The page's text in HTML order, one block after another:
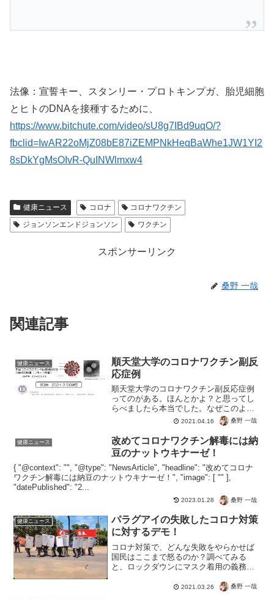
法像：宣誓キー、スタンリー・プロトキンプガ、胎児細胞
とヒトのDNAを接種するために、
https://www.bitchute.com/video/sU8g7IBd9uqO/?
fbclid=IwAR22oMjZ08bE87iZEMPNkHeqBaWhe1JW1YI2
8sDkYgMsOIvR-QuINWlmxw4
健康ニュース コロナ
コロナワクチン
ジョンソンエンドジョンソン
ワクチン
スポンサーリンク
桑野 一哉
関連記事
健康ニュース
順天堂大学のコロナワクチン副反
応症例
順天堂大学のコロナワクチン副反応症例
ってのがある。ほんとかよ？と思ってし
らべましたら本当でした。なぜこのよう
な重要な情報をニュースでは放送してく
れないのでしょうね？順天堂大学は公開
してくれてるので、むしろ信用ができま
すよね。隠しきれなくなっ...
2021.04.16 桑野 一哉
健康ニュース
改めてコロナワクチン解毒には納
豆のナットウキナーゼ！
{ "@context": "", "@type": "NewsArticle", "headline": "改めてコロナ
ワクチン解毒には納豆のナットウキナーゼ！", "image": [ "" ],
"datePublished": "2...
2023.01.28 桑野 一哉
健康ニュース
パラグアイの失敗したコロナ対策
に対するデモ！
コロナ対策で、どんな失敗をやらかせば
国民はここまで怒るのか？調べてみる
と、ロックダウンにマスク着用の義務化
ｗｗさすがに科学と事実を検証した人な
2021.03.26 桑野 一哉